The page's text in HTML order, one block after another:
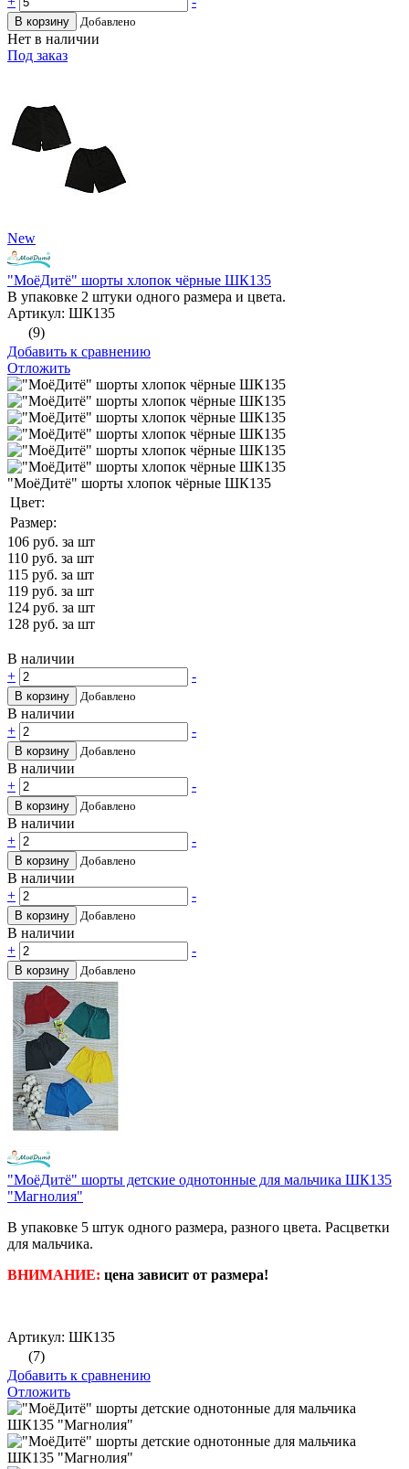
В корзину Добавлено
Нет в наличии
Под заказ
New
"МоёДитё" шорты хлопок чёрные ШК135
В упаковке 2 штуки одного размера и цвета.
Артикул: ШК135
(9)
Добавить к сравнению
Отложить
"МоёДитё" шорты хлопок чёрные ШК135
Цвет:
Размер:
106 руб. за шт
110 руб. за шт
115 руб. за шт
119 руб. за шт
124 руб. за шт
128 руб. за шт
В наличии
+
-
В корзину Добавлено
В наличии
+
-
В корзину Добавлено
В наличии
+
-
В корзину Добавлено
В наличии
+
-
В корзину Добавлено
В наличии
+
-
В корзину Добавлено
В наличии
+
-
В корзину Добавлено
"МоёДитё" шорты детские однотонные для мальчика ШК135
"Магнолия"
В упаковке 5 штук одного размера, разного цвета. Расцветки
для мальчика.
ВНИМАНИЕ: цена зависит от размера!
Артикул: ШК135
(7)
Добавить к сравнению
Отложить